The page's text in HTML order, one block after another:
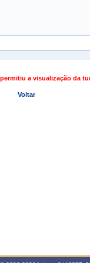
a visualização da
Voltar